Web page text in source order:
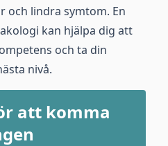
och lindra symtom. En
kan hjälpa dig att
och ta din
nivå.
att komma